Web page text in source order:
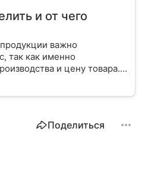
и от чего
важно
так как именно
и цену товара.
как рассчитать
Поделиться